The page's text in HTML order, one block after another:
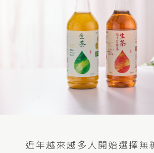
近年越來越多人開始選擇無